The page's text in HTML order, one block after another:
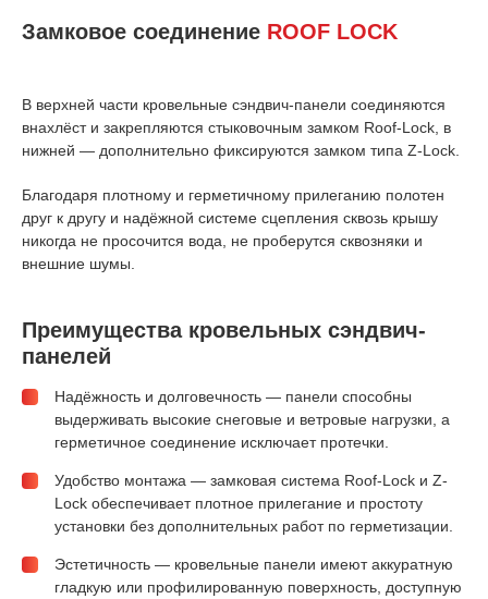
Замковое соединение ROOF LOCK
В верхней части кровельные сэндвич-панели соединяются
внахлёст и закрепляются стыковочным замком Roof-Lock, в
нижней — дополнительно фиксируются замком типа Z-Lock.
Благодаря плотному и герметичному прилеганию полотен
друг к другу и надёжной системе сцепления сквозь крышу
никогда не просочится вода, не проберутся сквозняки и
внешние шумы.
Преимущества кровельных сэндвич-
панелей
Надёжность и долговечность — панели способны
выдерживать высокие снеговые и ветровые нагрузки, а
герметичное соединение исключает протечки.
Удобство монтажа — замковая система Roof-Lock и Z-
Lock обеспечивает плотное прилегание и простоту
установки без дополнительных работ по герметизации.
Эстетичность — кровельные панели имеют аккуратную
гладкую или профилированную поверхность, доступную